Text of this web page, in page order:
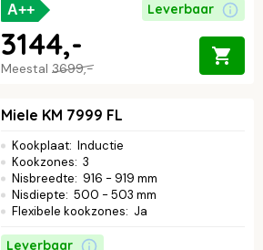
A++ Leverbaar
Meestal 3699,-
3144,-
Miele KM 7999 FL
Kookplaat: Inductie
Kookzones: 3
Nisbreedte: 916 - 919 mm
Nisdiepte: 500 - 503 mm
Flexibele kookzones: Ja
Leverbaar